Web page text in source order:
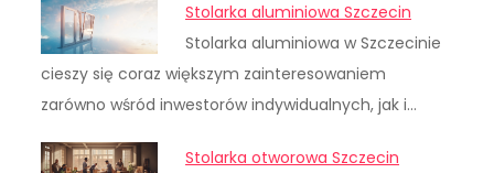
Stolarka aluminiowa Szczecin
Stolarka aluminiowa w Szczecinie
cieszy się coraz większym zainteresowaniem
zarówno wśród inwestorów indywidualnych, jak i…
Stolarka otworowa Szczecin